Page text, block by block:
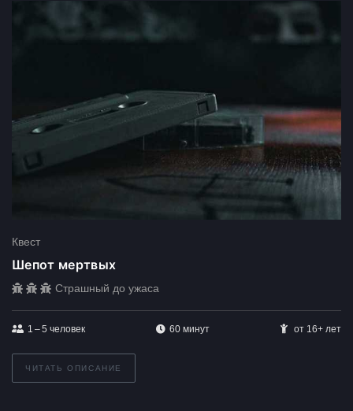
Квест
Шепот мертвых
Страшный до ужаса
1 – 5 человек 60 минут от 16+ лет
ЧИТАТЬ ОПИСАНИЕ